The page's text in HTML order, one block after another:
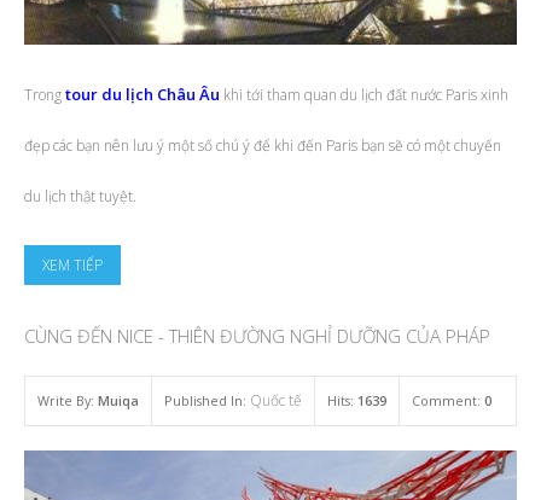
Trongtour du lịch Châu Âu khi tới tham quan du lịch đất nước Paris xinh
đẹp các bạn nên lưu ý một số chú ý để khi đến Paris bạn sẽ có một chuyến
du lịch thật tuyệt.
XEM TIẾP
CÙNG ĐẾN NICE - THIÊN ĐƯỜNG NGHỈ DƯỠNG CỦA PHÁP
Write By: Muiqa Published In: Quốc tế Hits: 1639 Comment: 0